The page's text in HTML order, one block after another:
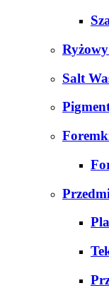
Salt